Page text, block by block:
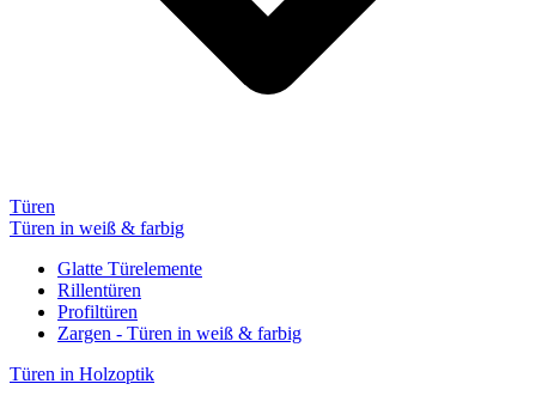
Türen
Türen in weiß & farbig
Glatte Türelemente
Rillentüren
Profiltüren
Zargen - Türen in weiß & farbig
Türen in Holzoptik